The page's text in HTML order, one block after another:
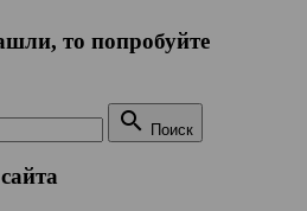
то попробуйте
 Поиск